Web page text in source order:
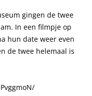
gingen de twee
In een filmpje op
hun date weer even
de twee helemaal is